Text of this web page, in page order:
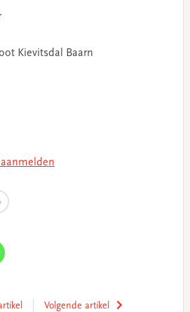
Kievitsdal Baarn
Volgende artikel